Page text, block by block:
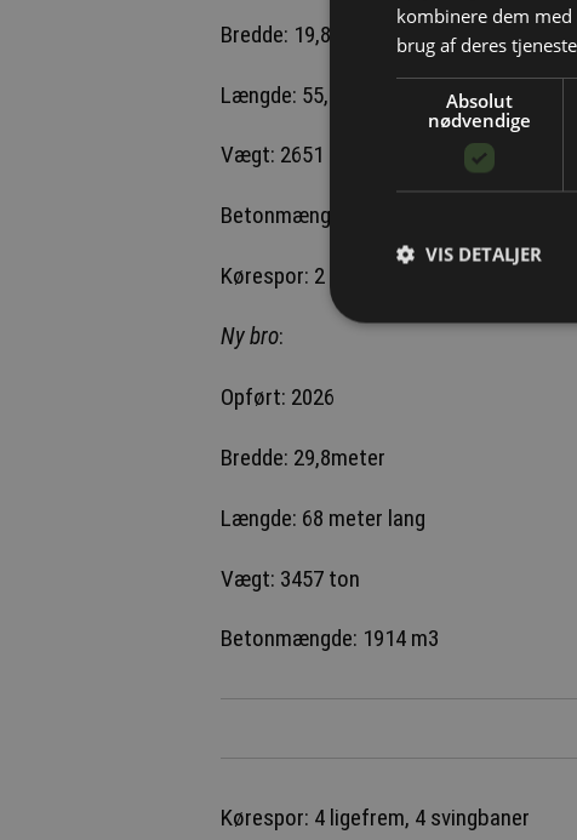
Bredde: 19,8 meter
Længde: 55,9 meter
Vægt: 2651 ton
Betonmængde:1105 m3
Kørespor: 2 ligefrem, 2 svingbaner
Ny bro:
Opført: 2026
Bredde: 29,8meter
Længde: 68 meter lang
Vægt: 3457 ton
Betonmængde: 1914 m3
Kørespor: 4 ligefrem, 4 svingbaner
kombinere dem
brug af deres
Absolut
nødvendige
VIS DETALJER